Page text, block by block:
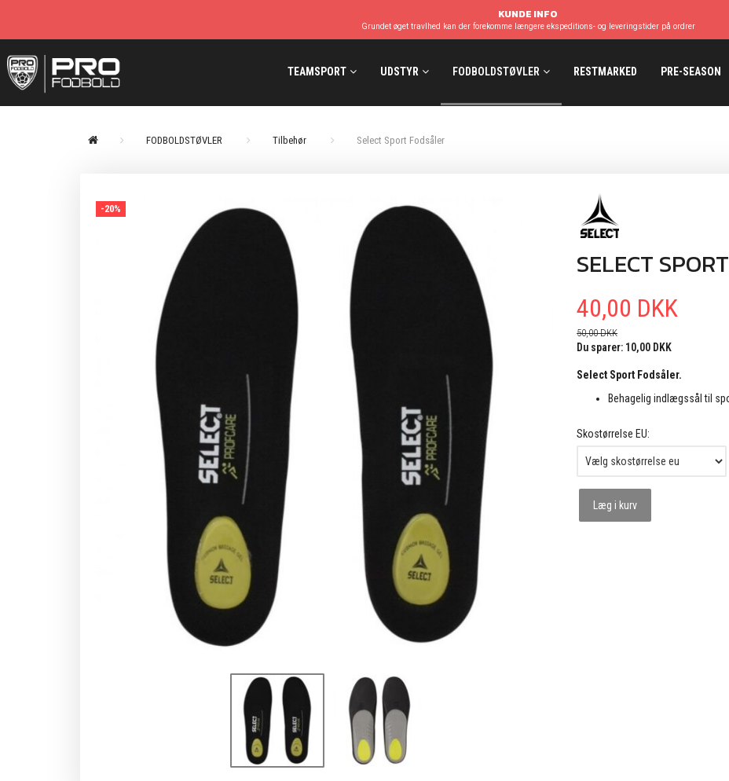
KUNDE INFO
Grundet øget travlhed kan der forekomme længere ekspeditions- og leveringstider på ordrer
TEAMSPORT UDSTYR FODBOLDSTØVLER RESTMARKED PRE-SEASON
FODBOLDSTØVLER Tilbehør Select Sport Fodsåler
-20%
SELECT
40,00 DKK
50,00 DKK
Du sparer: 10,00 DKK
Select Sport Fodsåler.
Behagelig indlægssål til
Skostørrelse EU:
Læg i kurv